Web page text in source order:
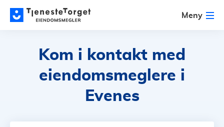
Meny
Kom i kontakt med
eiendomsmeglere i
Evenes